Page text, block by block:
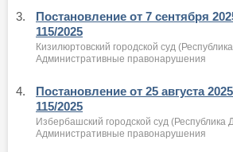
3.
Постановление от 7 сентября
115/2025
Кизилюртовский городской суд
Административные правонарушения
4.
Постановление от 25 августа
115/2025
Избербашский городской суд (Республика
Административные правонарушения